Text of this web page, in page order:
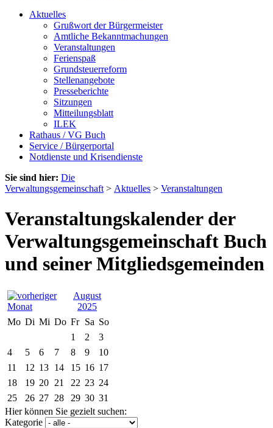
Aktuelles
Grußwort der Bürgermeister
Amtliche Bekanntmachungen
Veranstaltungen
Ferienspaß
Grundsteuerreform
Stellenangebote
Presseberichte
Sitzungen
Mitteilungsblatt
ILEK
Rathaus / VG Buch
Service / Bürgerportal
Notdienste und Krisendienste
Sie sind hier: Die
Verwaltungsgemeinschaft > Aktuelles > Veranstaltungen
Veranstaltungskalender der
Verwaltungsgemeinschaft Buch
und seiner Mitgliedsgemeinden
August
2025
Mo Di Mi Do Fr Sa So
1
2
3
4
5 6 7 8 9
10
11
12 13 14 15 16 17
18
19 20 21 22 23 24
25
26 27 28 29 30 31
Hier können Sie gezielt suchen:
Kategorie